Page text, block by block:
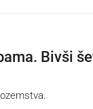
Bivši